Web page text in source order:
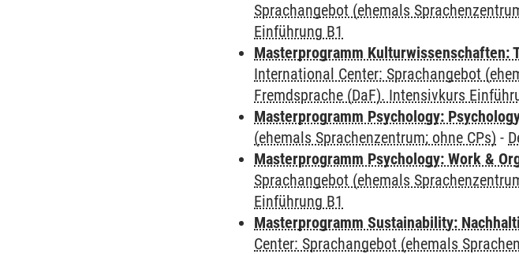
Sprachangebot (ehemals
Einführung B1
Masterprogramm Kulturwissenschaften:
International Center: Sprachangebot
Fremdsprache (DaF). Intensivkurs
Masterprogramm Psychology:
(ehemals Sprachenzentrum; ohne CPs) -
Masterprogramm Psychology: Work &
Sprachangebot (ehemals
Einführung B1
Masterprogramm Sustainability:
Center: Sprachangebot (ehemals